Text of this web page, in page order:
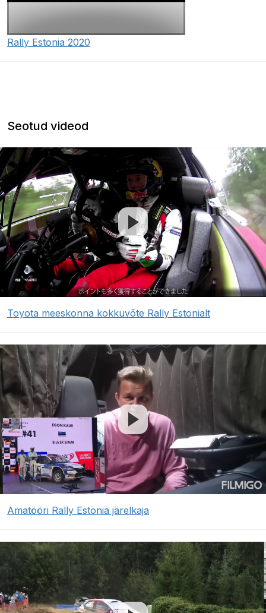
Rally Estonia 2020
Seotud videod
Toyota meeskonna kokkuvõte Rally Estonialt
Amatööri Rally Estonia järelkaja